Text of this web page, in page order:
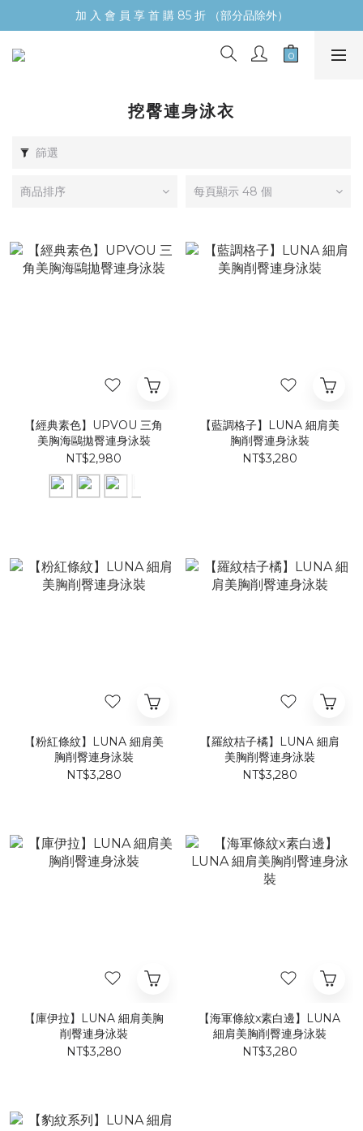
加 入 會 員 享 首 購 85 折 （部分品除外）
挖臀連身泳衣
篩選
商品排序 每頁顯示 48 個
【經典素色】UPVOU 三角
美胸海鷗拋臀連身泳裝
NT$2,980
【藍調格子】LUNA 細肩美
胸削臀連身泳裝
NT$3,280
【粉紅條紋】LUNA 細肩美
胸削臀連身泳裝
NT$3,280
【羅紋桔子橘】LUNA 細肩
美胸削臀連身泳裝
NT$3,280
【庫伊拉】LUNA 細肩美胸
削臀連身泳裝
NT$3,280
【海軍條紋x素白邊】LUNA
細肩美胸削臀連身泳裝
NT$3,280